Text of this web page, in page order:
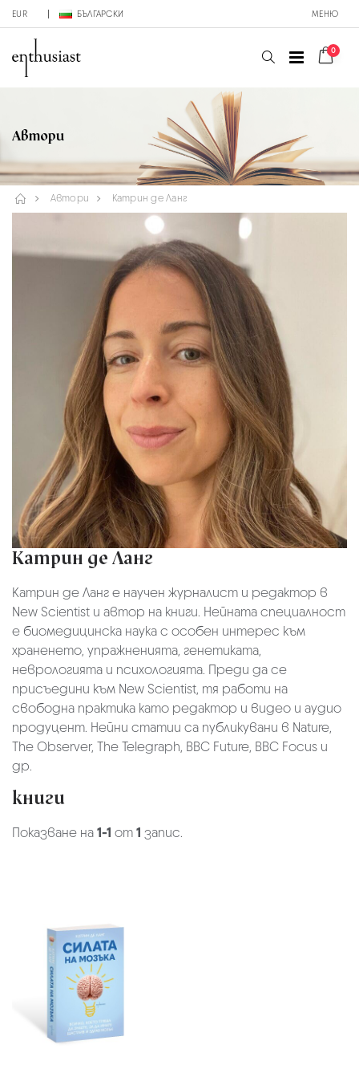
EUR БЪЛГАРСКИ МЕНЮ
0
Автори
Автори Катрин де Ланг
Катрин де Ланг
Катрин де Ланг е научен журналист и редактор в
New Scientist и автор на книги. Нейната специалност
е биомедицинска наука с особен интерес към
храненето, упражненията, генетиката,
неврологията и психологията. Преди да се
присъедини към New Scientist, тя работи на
свободна практика като редактор и видео и аудио
продуцент. Нейни статии са публикувани в Nature,
The Observer, The Telegraph, BBC Future, BBC Focus и
др.
книги
Показване на1-1 от1 запис.